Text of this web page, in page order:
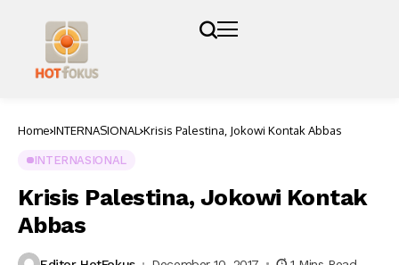
Home INTERNASIONAL Krisis Palestina, Jokowi Kontak Abbas
INTERNASIONAL
Krisis Palestina, Jokowi Kontak
Abbas